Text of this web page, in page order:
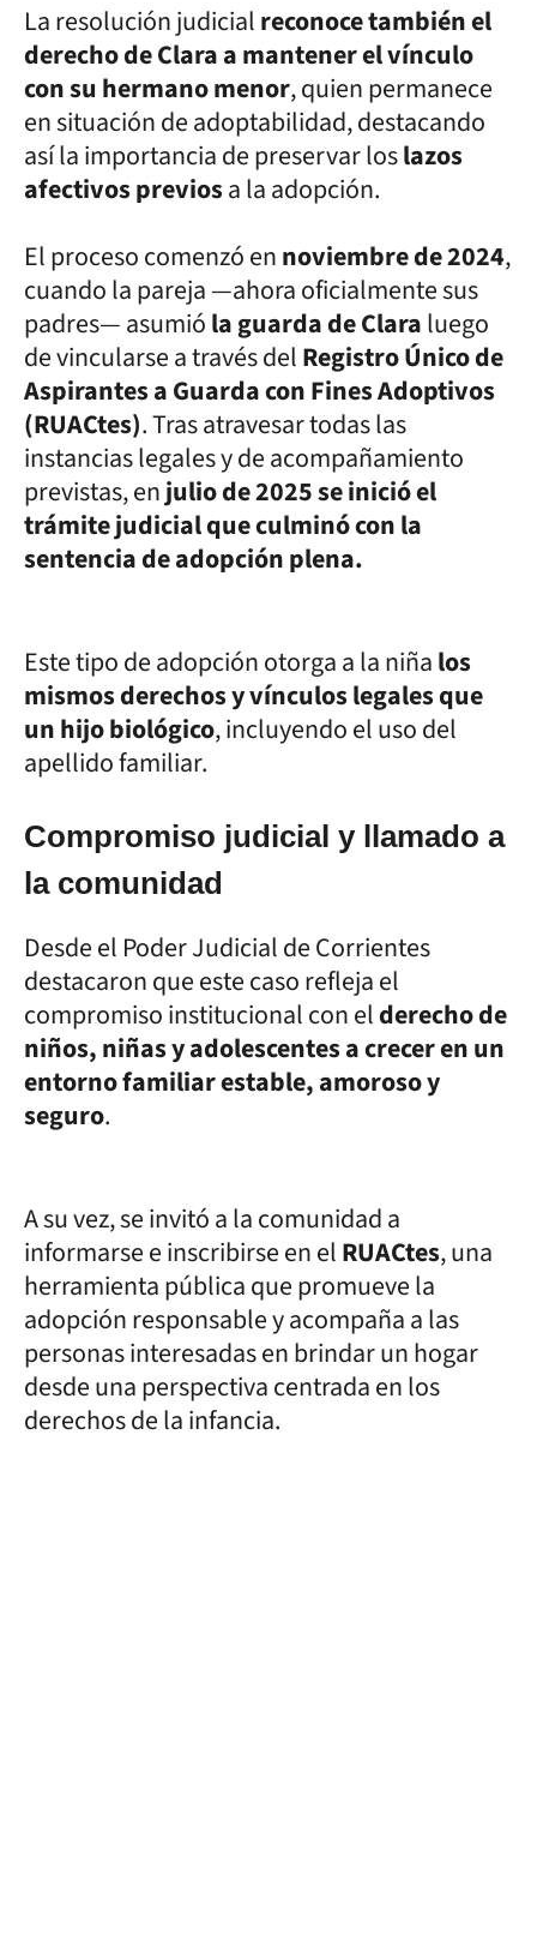
La resolución judicialreconoce también el
derecho de Clara a mantener el vínculo
con su hermano menor, quien permanece
en situación de adoptabilidad, destacando
así la importancia de preservar loslazos
afectivos previosa la adopción.
El proceso comenzó ennoviembre de 2024,
cuando la pareja —ahora oficialmente sus
padres— asumióla guarda de Claraluego
de vincularse a través delRegistro Único de
Aspirantes a Guarda con Fines Adoptivos
(RUACtes). Tras atravesar todas las
instancias legales y de acompañamiento
previstas, enjulio de 2025 se inició el
trámite judicial que culminó con la
sentencia de adopción plena.
Este tipo de adopción otorga a la niñalos
mismos derechos y vínculos legales que
un hijo biológico, incluyendo el uso del
apellido familiar.
Compromiso judicial y llamado a
la comunidad
Desde el Poder Judicial de Corrientes
destacaron que este caso refleja el
compromiso institucional con elderecho de
niños, niñas y adolescentes a crecer en un
entorno familiar estable, amoroso y
seguro.
A su vez, se invitó a la comunidad a
informarse e inscribirse en elRUACtes, una
herramienta pública que promueve la
adopción responsable y acompaña a las
personas interesadas en brindar un hogar
desde una perspectiva centrada en los
derechos de la infancia.